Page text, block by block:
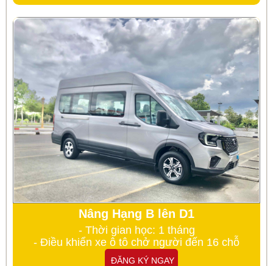
Nâng Hạng B lên D1
- Thời gian học: 1 tháng
- Điều khiển xe ô tô chở người đến 16 chỗ
ĐĂNG KÝ NGAY